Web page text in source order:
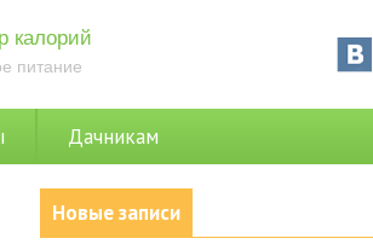
калорий
питание
Дачникам
Новые записи